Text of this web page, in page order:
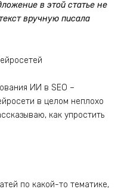
в этой статье не
вручную писала
ИИ в SEO –
в целом неплохо
как упростить
по какой-то тематике,